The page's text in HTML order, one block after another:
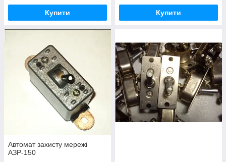
Купити Купити
Автомат захисту мережі
АЗР-150